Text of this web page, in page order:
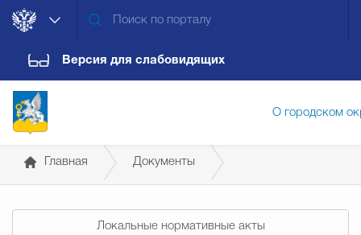
Версия для слабовидящих
О городском
Главная Документы
Локальные нормативные акты